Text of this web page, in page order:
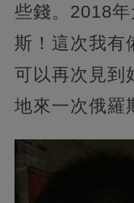
些錢。2018
斯！這次我有
可以再次見到
地來一次俄羅